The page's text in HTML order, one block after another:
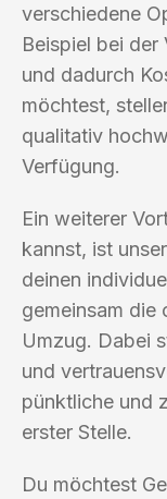
verschiedene
Beispiel bei der
und dadurch
möchtest,
qualitativ
Verfügung.
Ein weiterer
kannst, ist
deinen
gemeinsam die
Umzug. Dabei
und
pünktliche und
erster Stelle.
Du möchtest